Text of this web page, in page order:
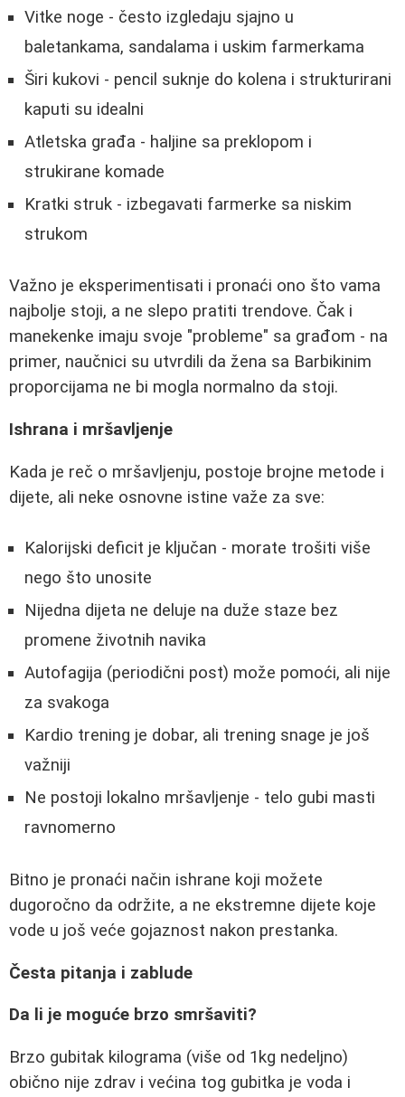
Vitke noge - često izgledaju sjajno u
baletankama, sandalama i uskim farmerkama
Širi kukovi - pencil suknje do kolena i strukturirani
kaputi su idealni
Atletska građa - haljine sa preklopom i
strukirane komade
Kratki struk - izbegavati farmerke sa niskim
strukom
Važno je eksperimentisati i pronaći ono što vama
najbolje stoji, a ne slepo pratiti trendove. Čak i
manekenke imaju svoje "probleme" sa građom - na
primer, naučnici su utvrdili da žena sa Barbikinim
proporcijama ne bi mogla normalno da stoji.
Ishrana i mršavljenje
Kada je reč o mršavljenju, postoje brojne metode i
dijete, ali neke osnovne istine važe za sve:
Kalorijski deficit je ključan - morate trošiti više
nego što unosite
Nijedna dijeta ne deluje na duže staze bez
promene životnih navika
Autofagija (periodični post) može pomoći, ali nije
za svakoga
Kardio trening je dobar, ali trening snage je još
važniji
Ne postoji lokalno mršavljenje - telo gubi masti
ravnomerno
Bitno je pronaći način ishrane koji možete
dugoročno da održite, a ne ekstremne dijete koje
vode u još veće gojaznost nakon prestanka.
Česta pitanja i zablude
Da li je moguće brzo smršaviti?
Brzo gubitak kilograma (više od 1kg nedeljno)
obično nije zdrav i većina tog gubitka je voda i